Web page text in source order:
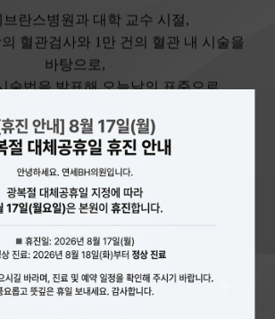
브란스병원과 대학 교수 시절,
혈관검사와 1만 건의 혈관 내 시술을
바탕으로,
술법을 발표해 오늘날의 표준으로
그 마음 그대로,
들께 동맥 줄기세포 이식으로 새로운
망을 전하고 있습니다.
도 시도하지 못한 분야에 앞장서며,